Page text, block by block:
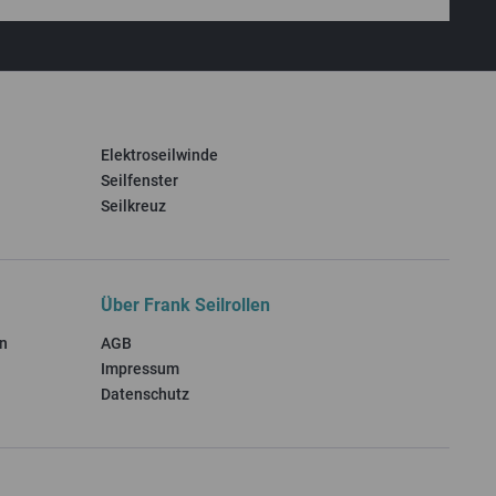
Elektroseilwinde
Seilfenster
Seilkreuz
Über Frank Seilrollen
AGB
Impressum
Datenschutz